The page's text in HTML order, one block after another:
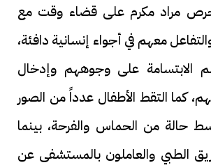
مراد مكرم على قضاء وقت مع
معهم في أجواء إنسانية دافئة،
الابتسامة على وجوههم وإدخال
كما التقط الأطفال عدداً من الصور
حالة من الحماس والفرحة، بينما
الطبي والعاملون بالمستشفى عن